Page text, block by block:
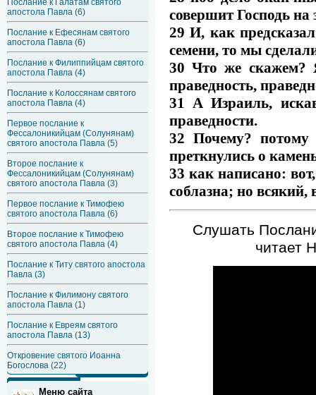
Послание к Галатам святого
апостола Павла (6)
Послание к Ефесянам святого
апостола Павла (6)
Послание к Филиппийцам святого
апостола Павла (4)
Послание к Колоссянам святого
апостола Павла (4)
Первое послание к
Фессалоникийцам (Солунянам)
святого апостола Павла (5)
Второе послание к
Фессалоникийцам (Солунянам)
святого апостола Павла (3)
Первое послание к Тимофею
святого апостола Павла (6)
Второе послание к Тимофею
святого апостола Павла (4)
Послание к Титу святого апостола
Павла (3)
Послание к Филимону святого
апостола Павла (1)
Послание к Евреям святого
апостола Павла (13)
Откровение святого Иоанна
Богослова (22)
Меню сайта
совершит Господь на
29 И, как
семени, то мы
30 Что же скажем?
праведность,
31 А Израиль,
праведности.
32 Почему?
преткнулись о
33 как написано:
соблазна; но
Слушать
читает